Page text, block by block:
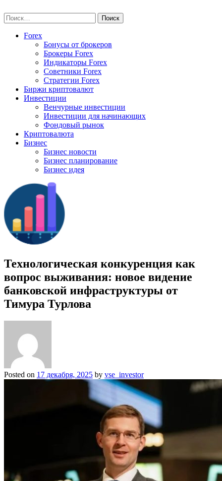
to
content
Найти:
Forex
Бонусы от брокеров
Брокеры Forex
Индикаторы Forex
Советники Forex
Стратегии Forex
Биржи криптовалют
Инвестиции
Венчурные инвестиции
Инвестиции для начинающих
Фондовый рынок
Криптовалюта
Бизнес
Бизнес новости
Бизнес планирование
Бизнес идея
Технологическая конкуренция как
вопрос выживания: новое видение
банковской инфраструктуры от
Тимура Турлова
Posted on 17 декабря, 2025 by vse_investor